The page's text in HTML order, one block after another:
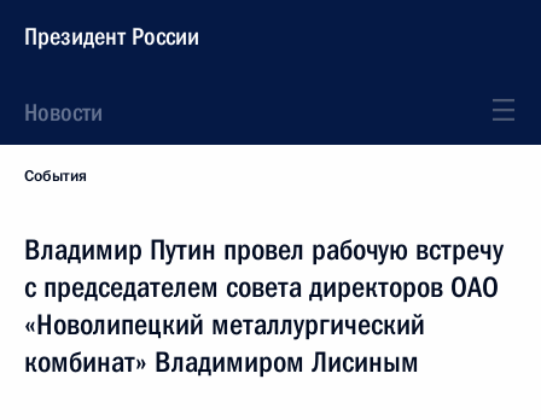
Президент России
Новости
События
Владимир Путин провел рабочую встречу
с председателем совета директоров ОАО
«Новолипецкий металлургический
комбинат» Владимиром Лисиным